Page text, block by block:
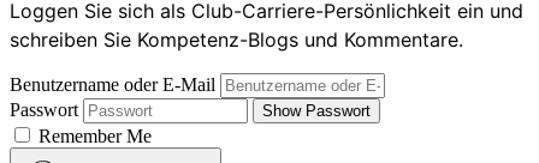
Loggen Sie sich als Club-Carriere-Persönlichkeit ein und
schreiben Sie Kompetenz-Blogs und Kommentare.
Benutzername oder E-Mail
Passwort
Show Passwort
Remember Me